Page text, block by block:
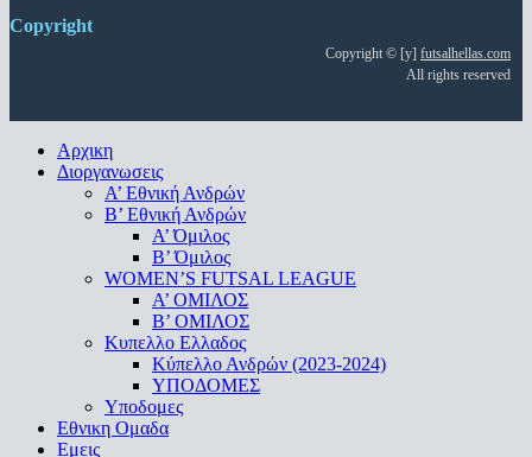
Copyright
Copyright © [y] futsalhellas.com
All rights reserved
Close
Menu
Αρχικη
Διοργανωσεις
Α’ Εθνική Ανδρών
Β’ Εθνική Ανδρών
A’ Όμιλος
Β’ Όμιλος
WOMEN’S FUTSAL LEAGUE
A’ ΟΜΙΛΟΣ
Β’ ΟΜΙΛΟΣ
Κυπελλο Ελλαδος
Κύπελλο Ανδρών (2023-2024)
ΥΠΟΔΟΜΕΣ
Υποδομες
Εθνικη Ομαδα
Εμεις